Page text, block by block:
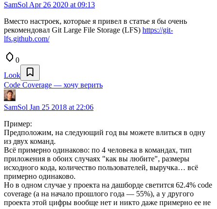
SamSol Apr 26 2020 at 09:13
Вместо настроек, которые я привел в статье я бы очень
рекомендовал Git Large File Storage (LFS) https://git-
lfs.github.com/
0
Look
Code Coverage — хочу верить
SamSol Jan 25 2018 at 22:06
Пример:
Предположим, на следующий год вы можете влиться в одну
из двух команд.
Всё примерно одинаково: по 4 человека в командах, тип
приложения в обоих случаях "как вы любите", размеры
исходного кода, количество пользователей, выручка… всё
примерно одинаково.
Но в одном случае у проекта на дашборде светится 62.4% code
coverage (а на начало прошлого года — 55%), а у другого
проекта этой цифры вообще нет и никто даже примерно ее не